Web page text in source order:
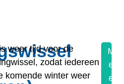
weer tijd voor de
zodat iedereen
komende winter weer
M
e
e